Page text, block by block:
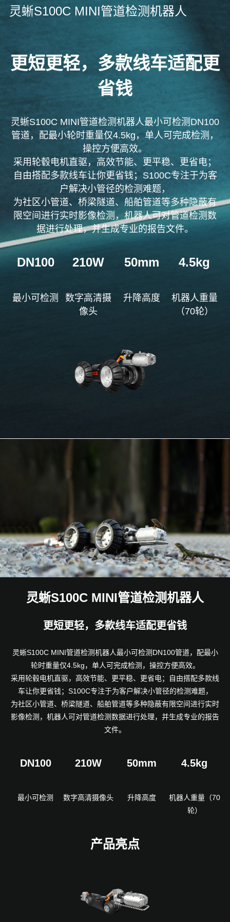
灵蜥S100C MINI管道检测机器人
更短更轻，多款线车适配更
省钱
灵蜥S100C MINI管道检测机器人最小可检测DN100
管道，配最小轮时重量仅4.5kg，单人可完成检测，
操控方便高效。
采用轮毂电机直驱，高效节能、更平稳、更省电；
自由搭配多款线车让你更省钱；S100C专注于为客
户解决小管径的检测难题，
为社区小管道、桥梁隧道、船舶管道等多种隐蔽有
限空间进行实时影像检测，机器人可对管道检测数
据进行处理，并生成专业的报告文件。
DN100 210W 50mm 4.5kg
最小可检测
数字高清摄
像头
升降高度
机器人重量
（70轮）
灵蜥S100C MINI管道检测机器人
更短更轻，多款线车适配更省钱
灵蜥S100C MINI管道检测机器人最小可检测DN100管道，配最小
轮时重量仅4.5kg，单人可完成检测，操控方便高效。
采用轮毂电机直驱，高效节能、更平稳、更省电；自由搭配多款线
车让你更省钱；S100C专注于为客户解决小管径的检测难题，
为社区小管道、桥梁隧道、船舶管道等多种隐蔽有限空间进行实时
影像检测，机器人可对管道检测数据进行处理，并生成专业的报告
文件。
DN100 210W 50mm 4.5kg
最小可检测 数字高清摄像头 升降高度
机器人重量（70
轮）
产品亮点